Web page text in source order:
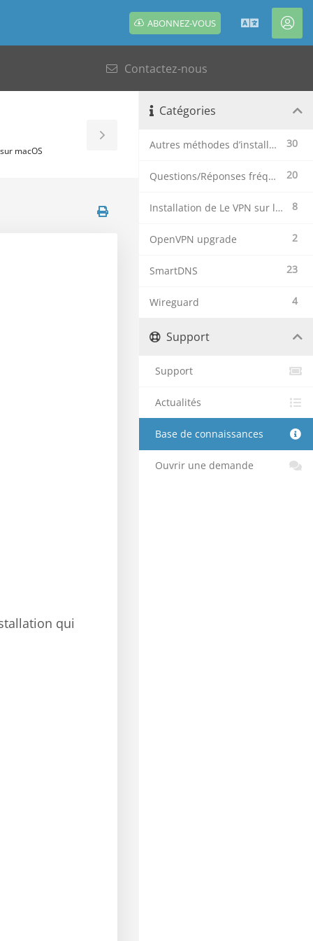
ABONNEZ-VOUS Français
Contactez-nous
macOS
Toggle
Sidebar
qui
Catégories
30
Autres méthodes d’installation
20
Questions/Réponses fréquentes
8
Installation de Le VPN sur les plateformes mobiles
2
OpenVPN upgrade
23
SmartDNS
4
Wireguard
Support
Support
Actualités
Base de connaissances
Ouvrir une demande